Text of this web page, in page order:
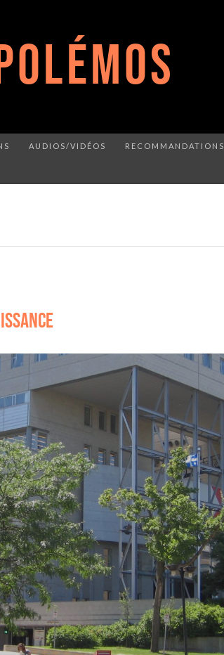
AUDIOS/VIDÉOS RECOMMANDATIONS